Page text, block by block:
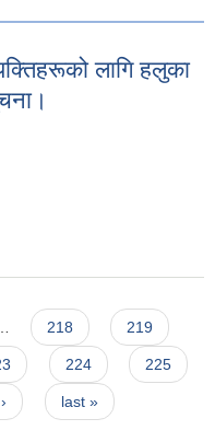
लागि हलुका
218 219
224 225
last »